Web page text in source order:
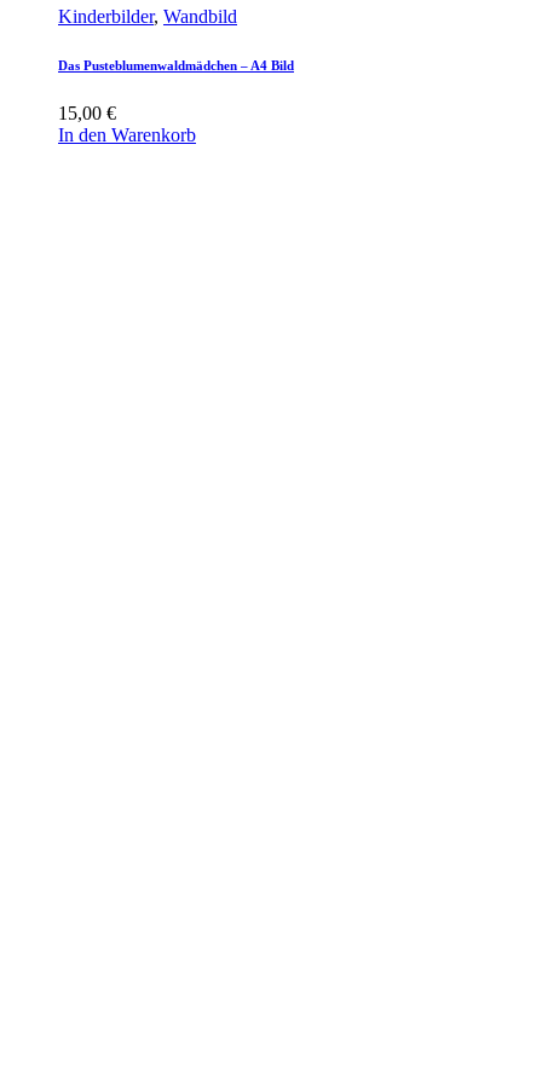
Kinderbilder, Wandbild
Das Pusteblumenwaldmädchen – A4 Bild
15,00 €
In den Warenkorb